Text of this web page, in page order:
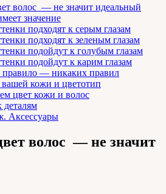
волос — не значит идеальный
значение
подходят к серым глазам
подходят к зеленым глазам
подойдут к голубым глазам
подойдут к карим глазам
правило — никаких правил
кожи и цветотип
цвет кожи и волос
Аксессуары
волос — не значит